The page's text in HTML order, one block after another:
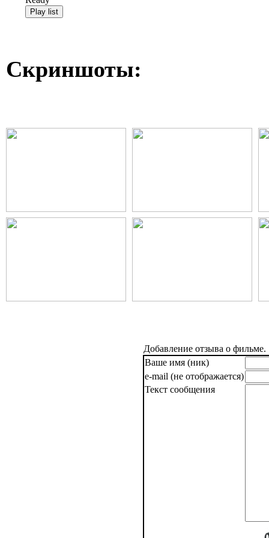
Скриншоты:
Добавление отзыва о фильме.
Ваше имя (ник)
e-mail (не отображается)
Текст сообщения